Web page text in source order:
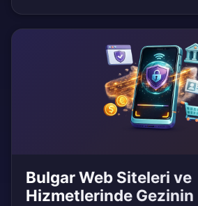
Bulgar Web Siteleri ve
Hizmetlerinde Gezinin